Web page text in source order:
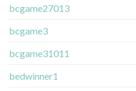
bcgame27013
bcgame3
bcgame31011
bedwinner1